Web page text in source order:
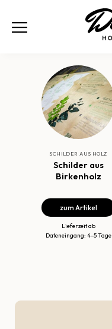
SCHILDER AUS HOLZ
Schilder aus
Birkenholz
zum Artikel
Lieferzeit ab
Dateneingang: 4–5 Tage